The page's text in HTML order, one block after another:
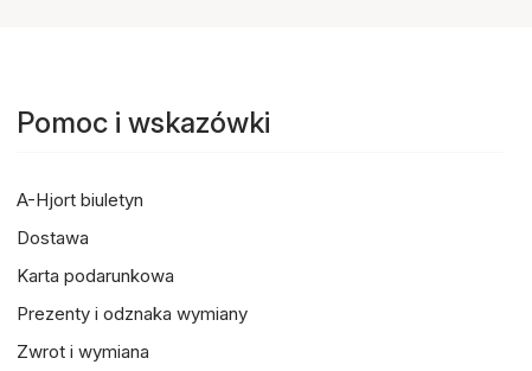
Pomoc i wskazówki
A-Hjort biuletyn
Dostawa
Karta podarunkowa
Prezenty i odznaka wymiany
Zwrot i wymiana